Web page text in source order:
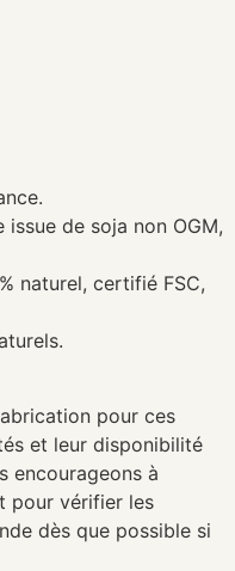
issue de soja non OGM,
naturel, certifié FSC,
pour ces
et leur disponibilité
encourageons à
pour vérifier les
dès que possible si